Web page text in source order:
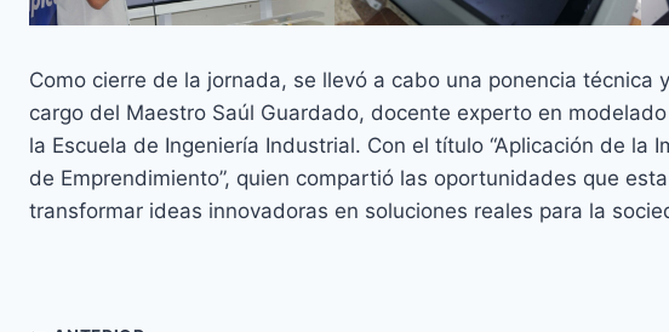
Como cierre de la jornada, se llevó a cabo una ponencia técnica
cargo del Maestro Saúl Guardado, docente experto en
la Escuela de Ingeniería Industrial. Con el título “Aplicación de la
de Emprendimiento”, quien compartió las oportunidades que
transformar ideas innovadoras en soluciones reales para la